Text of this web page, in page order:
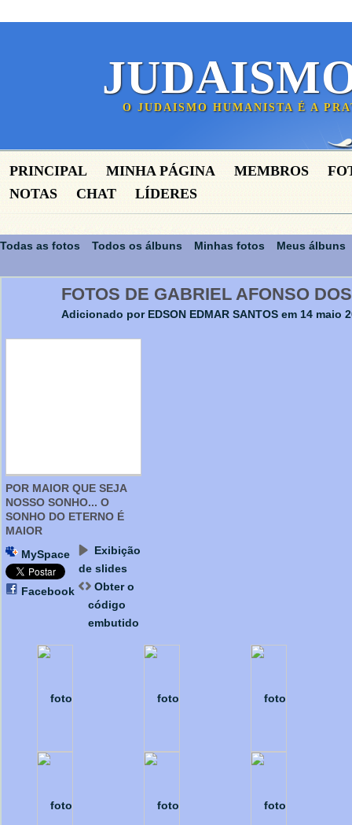
O JUDAISMO HUMANISTA É A
PRINCIPAL MINHA PÁGINA MEMBROS
NOTAS
CHAT LÍDERES
Todas as fotos Todos os álbuns Minhas fotos Meus álbuns
FOTOS DE GABRIEL AFONSO
Adicionado por EDSON EDMAR SANTOS em 14 maio
POR MAIOR QUE SEJA
NOSSO SONHO... O
SONHO DO ETERNO É
MAIOR
MySpace
Facebook
Exibição
de slides
Obter o
código
embutido